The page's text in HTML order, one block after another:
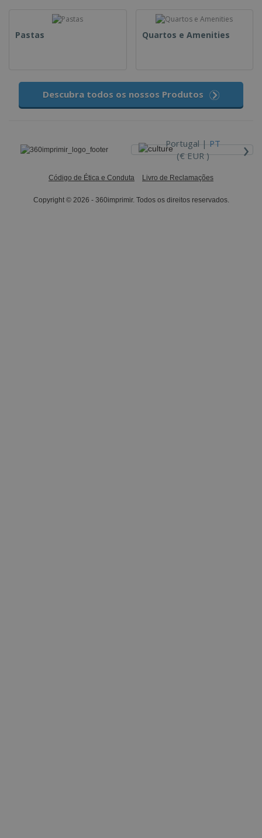
Pastas Quartos e Amenities
Descubra todos os nossos Produtos
Portugal |PT
(€ EUR )
›
Código de Ética e Conduta Livro de Reclamações
Copyright © 2026 - 360imprimir. Todos os direitos reservados.